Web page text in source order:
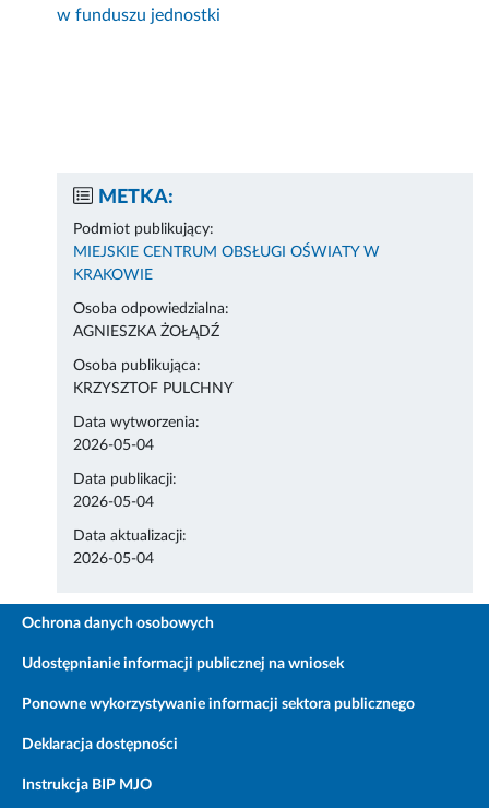
w funduszu jednostki
METKA:
Podmiot publikujący:
MIEJSKIE CENTRUM OBSŁUGI OŚWIATY W
KRAKOWIE
Osoba odpowiedzialna:
AGNIESZKA ŻOŁĄDŹ
Osoba publikująca:
KRZYSZTOF PULCHNY
Data wytworzenia:
2026-05-04
Data publikacji:
2026-05-04
Data aktualizacji:
2026-05-04
Ochrona danych osobowych
Udostępnianie informacji publicznej na wniosek
Ponowne wykorzystywanie informacji sektora publicznego
Deklaracja dostępności
Instrukcja BIP MJO